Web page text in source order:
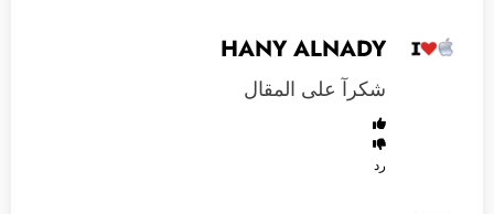
HANY ALNADY
شكرآ على المقال
رد